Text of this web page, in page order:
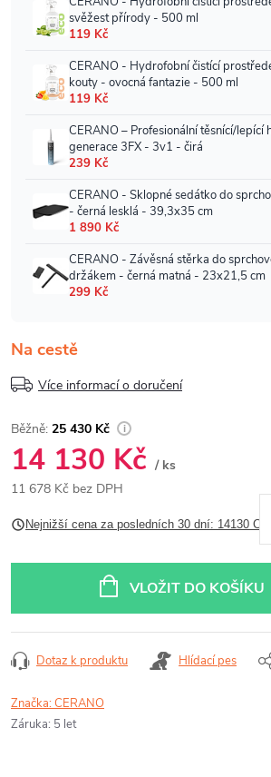
Na cestě
Více informací o doručení
25 430 Kč
14 130 Kč / ks
11 678 Kč bez DPH
cena:Nejnižší cena za posledních 30 dní: 14130 CZK
VLOŽIT DO KOŠÍKU
Dotaz k produktu Hlídací pes
Značka:CERANO
Záruka: 5 let